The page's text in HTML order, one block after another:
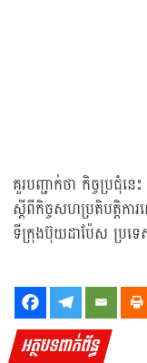
គួរបញ្ជាក់ថា កិច្ចប្រជុំន
ស្តីពីកិច្ចសហប្រតិបត្តិកា
ទីក្រុងប៊ុយដាប៉ែស ប្រទ
អត្ថបទពាក់ព័ន្ធ